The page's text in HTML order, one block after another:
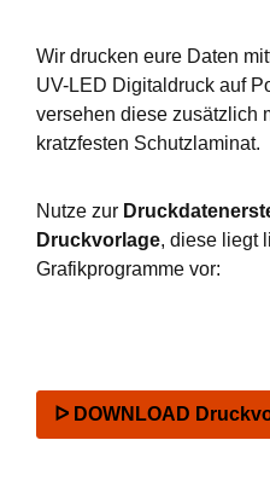
Wir drucken eure Daten
UV-LED Digitaldruck auf
versehen diese zusätzlich
kratzfesten Schutzlaminat.
Nutze zur
Druckvorlage, diese liegt
Grafikprogramme vor:
ᐅ DOWNLOAD